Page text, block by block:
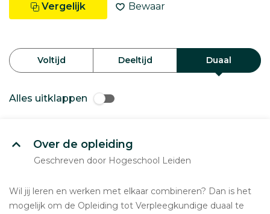
Vergelijk Bewaar
Voltijd Deeltijd Duaal
Alles uitklappen
Over de opleiding
Geschreven door Hogeschool Leiden
Wil jij leren en werken met elkaar combineren? Dan is het
mogelijk om de Opleiding tot Verpleegkundige duaal te